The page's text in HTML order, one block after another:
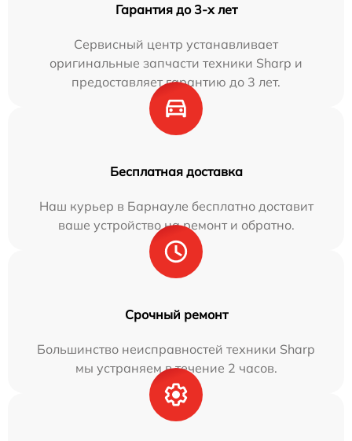
Гарантия до 3-х лет
Сервисный центр устанавливает
оригинальные запчасти техники Sharp и
предоставляет гарантию до 3 лет.
Бесплатная доставка
Наш курьер в Барнауле бесплатно доставит
ваше устройство на ремонт и обратно.
Срочный ремонт
Большинство неисправностей техники Sharp
мы устраняем в течение 2 часов.